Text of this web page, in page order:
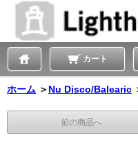
カート
ホーム ＞ Nu Disco/Balearic
前の商品へ